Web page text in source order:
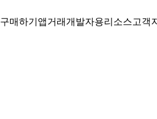
구매하기앱거래개발자용리소스고객